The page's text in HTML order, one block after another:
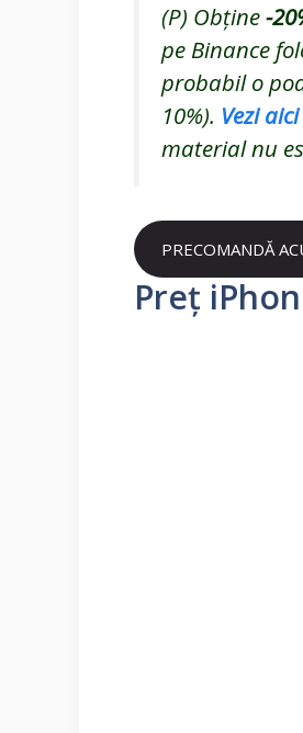
(P) Obține-
pe Binance
probabil o
10%). Vezi aici
material nu
PRECOMANDĂ
Preț